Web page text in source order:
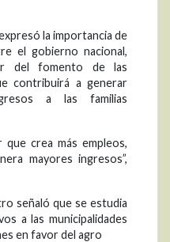
la importancia de
el gobierno nacional,
del fomento de las
contribuirá a generar
a las familias
crea más empleos,
mayores ingresos”,
señaló que se estudia
a las municipalidades
en favor del agro